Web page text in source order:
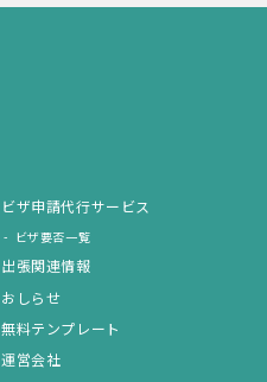
ビザ申請代行サービス
ビザ要否一覧
出張関連情報
おしらせ
無料テンプレート
運営会社